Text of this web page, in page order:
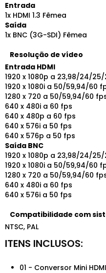
Entrada
1x HDMI 1.3 Fêmea
Saída
1x BNC (3G-SDI) Fêmea
Resolução de vídeo
Entrada HDMI
1920 x 1080p a 23,98/24/
1920 x 1080i a 50/59,94/60
1280 x 720 a 50/59,94/60
640 x 480i a 60 fps
640 x 480p a 60 fps
640 x 576i a 50 fps
640 x 576p a 50 fps
Saída BNC
1920 x 1080p a 23,98/24/
1920 x 1080i a 50/59,94/60
1280 x 720 a 50/59,94/60
640 x 480i a 60 fps
640 x 576i a 50 fps
Compatibilidade com
NTSC, PAL
01 - Conversor Mini